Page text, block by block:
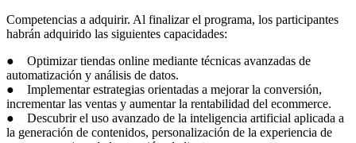
Competencias a adquirir. Al finalizar el programa, los participantes
habrán adquirido las siguientes capacidades:
● Optimizar tiendas online mediante técnicas avanzadas de
automatización y análisis de datos.
● Implementar estrategias orientadas a mejorar la conversión,
incrementar las ventas y aumentar la rentabilidad del ecommerce.
● Descubrir el uso avanzado de la inteligencia artificial aplicada a
la generación de contenidos, personalización de la experiencia de